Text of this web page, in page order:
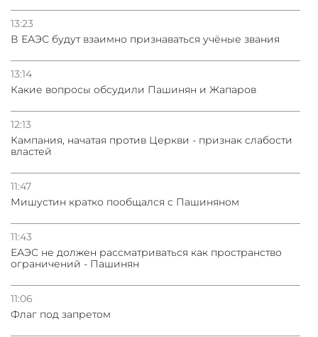
13:23
В ЕАЭС будут взаимно признаваться учёные звания
13:14
Какие вопросы обсудили Пашинян и Жапаров
12:13
Кампания, начатая против Церкви - признак слабости
властей
11:47
Мишустин кратко пообщался с Пашиняном
11:43
ЕАЭС не должен рассматриваться как пространство
ограничений - Пашинян
11:06
Флаг под запретом